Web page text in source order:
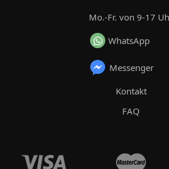
Mo.-Fr. von 9-17
WhatsApp
Messenger
Kontakt
FAQ